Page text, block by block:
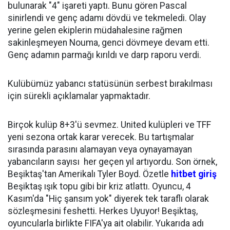
bulunarak "4" işareti yaptı. Bunu gören Pascal
sinirlendi ve genç adamı dövdü ve tekmeledi. Olay
yerine gelen ekiplerin müdahalesine rağmen
sakinleşmeyen Nouma, genci dövmeye devam etti.
Genç adamın parmağı kırıldı ve darp raporu verdi.
Kulübümüz yabancı statüsünün serbest bırakılması
için sürekli açıklamalar yapmaktadır.
Birçok kulüp 8+3'ü sevmez. United kulüpleri ve TFF
yeni sezona ortak karar verecek. Bu tartışmalar
sırasında parasını alamayan veya oynayamayan
yabancıların sayısı her geçen yıl artıyordu. Son örnek,
Beşiktaş'tan Amerikalı Tyler Boyd. Özetle hitbet giriş
Beşiktaş ışık topu gibi bir kriz atlattı. Oyuncu, 4
Kasım'da "Hiç şansım yok" diyerek tek taraflı olarak
sözleşmesini feshetti. Herkes Uyuyor! Beşiktaş,
oyuncularla birlikte FIFA'ya ait olabilir. Yukarıda adı